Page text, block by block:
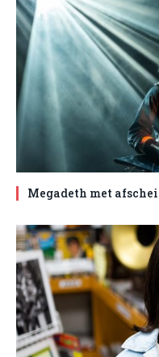
Megadeth met